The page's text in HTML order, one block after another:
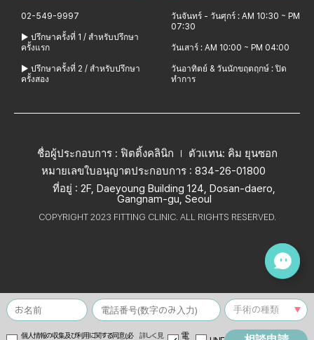
個人情報の収集及び利用に関する同意(必 詳しく見 電
02-549-9997
▶ ปรึกษาครั้งที่ 1 / สำหรับปรึกษา
ครั้งแรก
▶ ปรึกษาครั้งที่ 2 / สำหรับปรึกษา
ครั้งสอง
วันจันทร์ - วันศุกร์ : AM 10:30 ~ PM
07:30
วันเสาร์ : AM 10:00 ~ PM 04:00
วันอาทิตย์ & วันนักขฤตฤกษ์ : ปิด
ทำการ
ชื่อผู้ประกอบการ : ฟิตติ้งคลินิก
ตัวแทน: คิม ยุนซอก
หมายเลขใบอนุญาตประกอบการ : 834-26-01800
ที่อยู่ : 2F, Daeyoung Building 124, Dosan-daero,
Gangnam-gu, Seoul
COPYRIGHT 2023 FITTING CLINIC. ALL RIGHTS RESERVED.